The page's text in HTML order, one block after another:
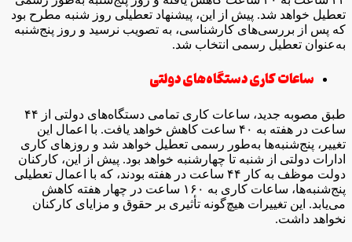
تعطیل خواهد شد. پیش از این، پیشنهاد تعطیلی روز شنبه مطرح بود
که پس از بررسی‌های کارشناسی، به تصویب نرسید و روز پنج‌شنبه
به‌عنوان تعطیل رسمی انتخاب شد.
ساعات کاری دستگاه‌های دولتی
طبق مصوبه جدید، ساعات کاری تمامی دستگاه‌های دولتی از ۴۴
ساعت در هفته به ۴۰ ساعت کاهش خواهد یافت. با اعمال این
تغییر، پنج‌شنبه‌ها به‌طور رسمی تعطیل خواهد شد و روزهای کاری
ادارات دولتی از شنبه تا چهارشنبه خواهد بود. پیش از این، کارکنان
دولت موظف به کار ۴۴ ساعت در هفته بودند، که با اعمال تعطیلی
پنج‌شنبه‌ها، ساعات کاری به ۱۶۰ ساعت در چهار هفته کاهش
می‌یابد. این تغییرات هیچ‌گونه تأثیری بر حقوق و مزایای کارکنان
نخواهد داشت.